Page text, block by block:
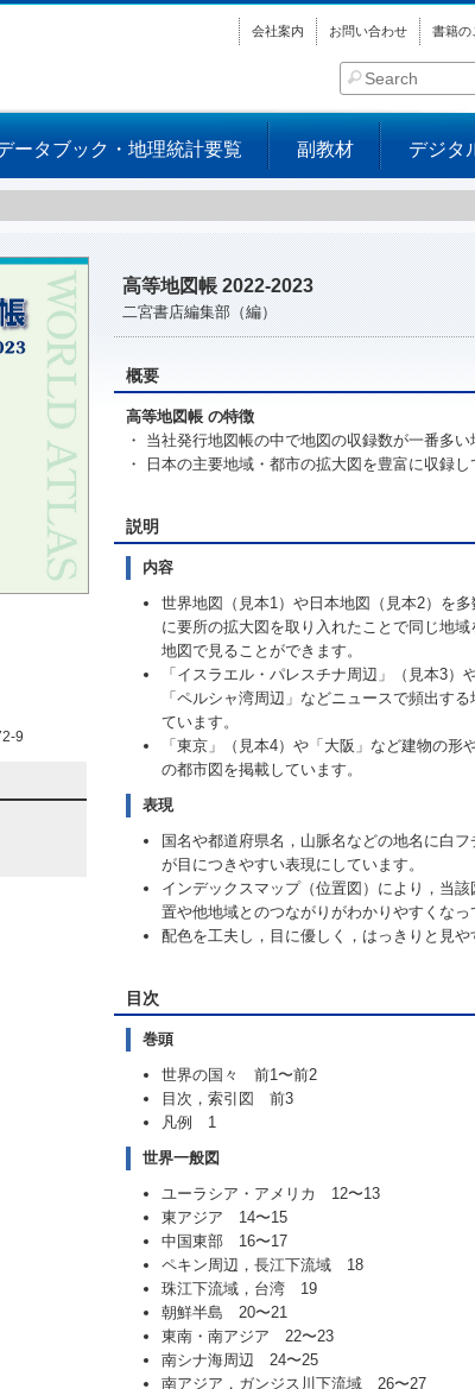
ータブック・地理統計要覧 副教材 デジタ
会社案内 お問い合わせ 書籍の
高等地図帳 2022-2023
二宮書店編集部（編）
概要
高等地図帳 の特徴
・ 当社発行地図帳の中で地図の収録数が一番多い
・ 日本の主要地域・都市の拡大図を豊富に収録し
説明
内容
世界地図（見本1）や日本地図（見本2）を
に要所の拡大図を取り入れたことで同じ地
地図で見ることができます。
「イスラエル・パレスチナ周辺」（見本3）
「ペルシャ湾周辺」などニュースで頻出す
ています。
「東京」（見本4）や「大阪」など建物の形
の都市図を掲載しています。
表現
国名や都道府県名，山脈名などの地名に白
が目につきやすい表現にしています。
インデックスマップ（位置図）により，当
置や他地域とのつながりがわかりやすくなっ
配色を工夫し，目に優しく，はっきりと見や
目次
巻頭
世界の国々 前1〜前2
目次，索引図 前3
凡例 1
世界一般図
ユーラシア・アメリカ 12〜13
東アジア 14〜15
中国東部 16〜17
ペキン周辺，長江下流域 18
珠江下流域，台湾 19
朝鮮半島 20〜21
東南・南アジア 22〜23
南シナ海周辺 24〜25
南アジア，ガンジス川下流域 26〜27
9